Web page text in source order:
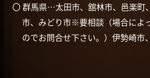
〇 群馬県…太田市、舘林市、邑楽町
市、みどり市※要相談（場合によ
のでお問合せ下さい。）伊勢崎市